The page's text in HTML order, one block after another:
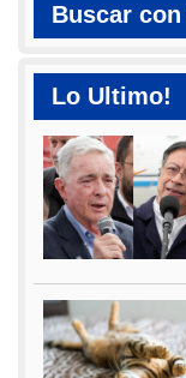
Buscar
Lo Ultimo!